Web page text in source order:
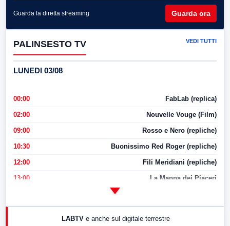
Guarda la diretta streaming Guarda ora
PALINSESTO TV VEDI TUTTI
LUNEDI 03/08
00:00 FabLab (replica)
02:00 Nouvelle Vouge (Film)
09:00 Rosso e Nero (repliche)
10:30 Buonissimo Red Roger (repliche)
12:00 Fili Meridiani (repliche)
13:00 La Mappa dei Piaceri
LABTV e anche sul digitale terrestre